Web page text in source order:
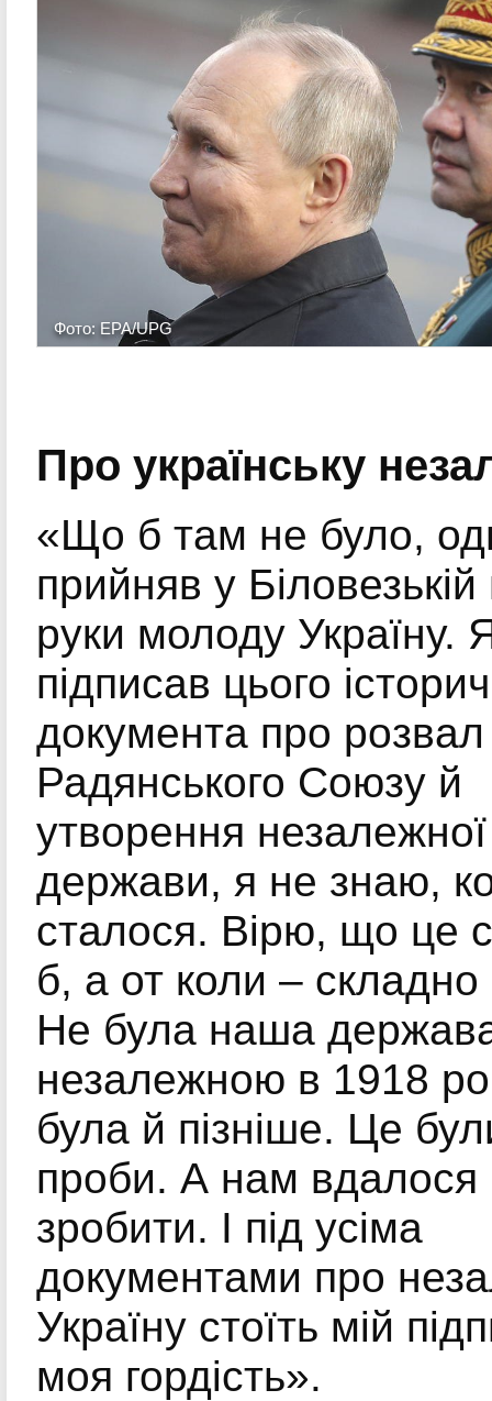
Фото: EPA/UPG
Про українську
«Що б там не було,
прийняв у
руки молоду Україну.
підписав цього
документа про розвал
Радянського Союзу й
утворення незалежної
держави, я не знаю,
сталося. Вірю, що це
б, а от коли – складно
Не була наша
незалежною в 1918
була й пізніше. Це
проби. А нам вдалося
зробити. І під усіма
документами про
Україну стоїть мій
моя гордість».